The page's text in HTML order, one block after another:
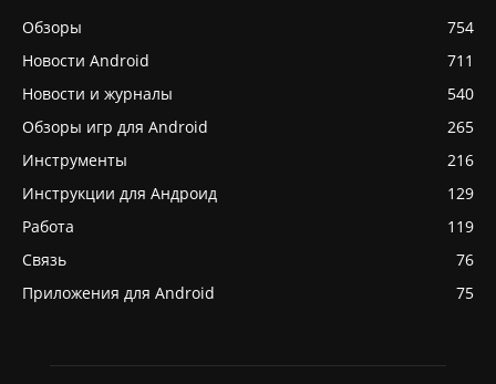
Обзоры
754
Новости Android
711
Новости и журналы
540
Обзоры игр для Android
265
Инструменты
216
Инструкции для Андроид
129
Работа
119
Связь
76
Приложения для Android
75